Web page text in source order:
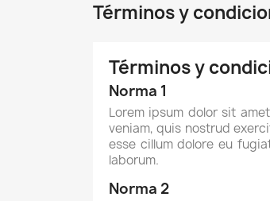
Términos y
Términos y
Norma 1
Lorem ipsum dolor sit
veniam, quis nostrud
esse cillum dolore eu
laborum.
Norma 2